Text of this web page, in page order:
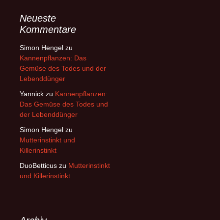
Neueste
Kommentare
Simon Hengel zu
Kannenpflanzen: Das
Gemüse des Todes und der
Lebenddünger
Yannick zu Kannenpflanzen:
Das Gemüse des Todes und
der Lebenddünger
Simon Hengel zu
Mutterinstinkt und
Killerinstinkt
DuoBetticus zu Mutterinstinkt
und Killerinstinkt